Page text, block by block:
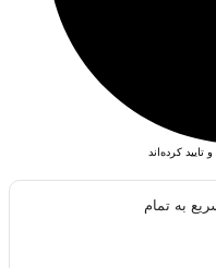
کرده‌اند
به تمام